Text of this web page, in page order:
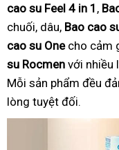
cao su Feel 4 in 1 ,
chuối, dâu, Bao cao
cao su Onecho cảm
su Rocmen với nhiều
Mỗi sản phẩm đều
lòng tuyệt đối.